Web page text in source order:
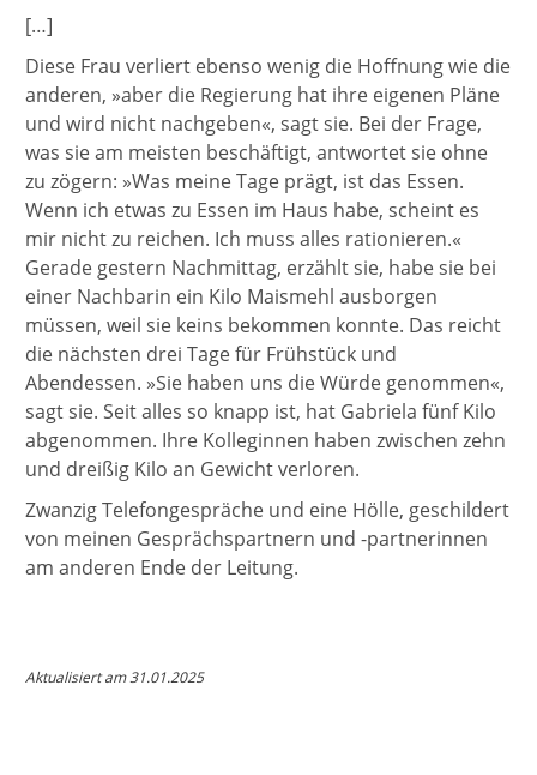
[…]
Diese Frau verliert ebenso wenig die Hoffnung wie die
anderen, »aber die Regierung hat ihre eigenen Pläne
und wird nicht nachgeben«, sagt sie. Bei der Frage,
was sie am meisten beschäftigt, antwortet sie ohne
zu zögern: »Was meine Tage prägt, ist das Essen.
Wenn ich etwas zu Essen im Haus habe, scheint es
mir nicht zu reichen. Ich muss alles rationieren.«
Gerade gestern Nachmittag, erzählt sie, habe sie bei
einer Nachbarin ein Kilo Maismehl ausborgen
müssen, weil sie keins bekommen konnte. Das reicht
die nächsten drei Tage für Frühstück und
Abendessen. »Sie haben uns die Würde genommen«,
sagt sie. Seit alles so knapp ist, hat Gabriela fünf Kilo
abgenommen. Ihre Kolleginnen haben zwischen zehn
und dreißig Kilo an Gewicht verloren.
Zwanzig Telefongespräche und eine Hölle, geschildert
von meinen Gesprächspartnern und -partnerinnen
am anderen Ende der Leitung.
Aktualisiert am 31.01.2025